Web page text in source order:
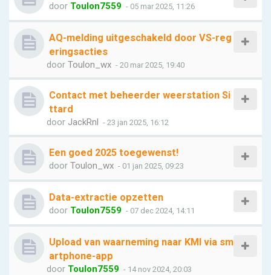
door Toulon7559 - 05 mar 2025, 11:26
AQ-melding uitgeschakeld door VS-reg
eringsacties
door Toulon_wx - 20 mar 2025, 19:40
Contact met beheerder weerstation Si
ttard
door JackRnl - 23 jan 2025, 16:12
Een goed 2025 toegewenst!
door Toulon_wx - 01 jan 2025, 09:23
Data-extractie opzetten
door Toulon7559 - 07 dec 2024, 14:11
Upload van waarneming naar KMI via sm
artphone-app
door Toulon7559 - 14 nov 2024, 20:03